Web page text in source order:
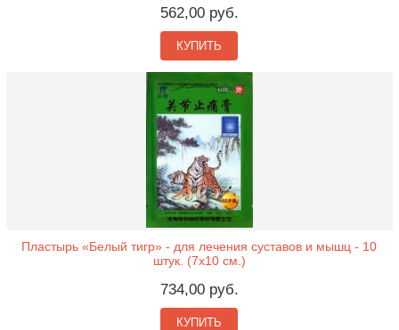
562,00 руб.
КУПИТЬ
Пластырь «Белый тигр» - для лечения суставов и мышц - 10
штук. (7x10 см.)
734,00 руб.
КУПИТЬ